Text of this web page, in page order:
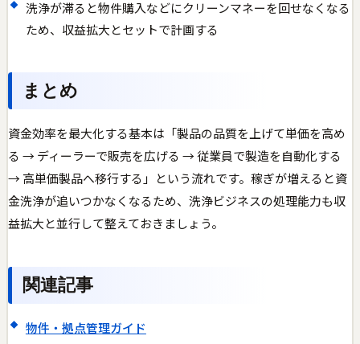
洗浄が滞ると物件購入などにクリーンマネーを回せなくなる
ため、収益拡大とセットで計画する
まとめ
資金効率を最大化する基本は「製品の品質を上げて単価を高め
る → ディーラーで販売を広げる → 従業員で製造を自動化する
→ 高単価製品へ移行する」という流れです。稼ぎが増えると資
金洗浄が追いつかなくなるため、洗浄ビジネスの処理能力も収
益拡大と並行して整えておきましょう。
関連記事
物件・拠点管理ガイド